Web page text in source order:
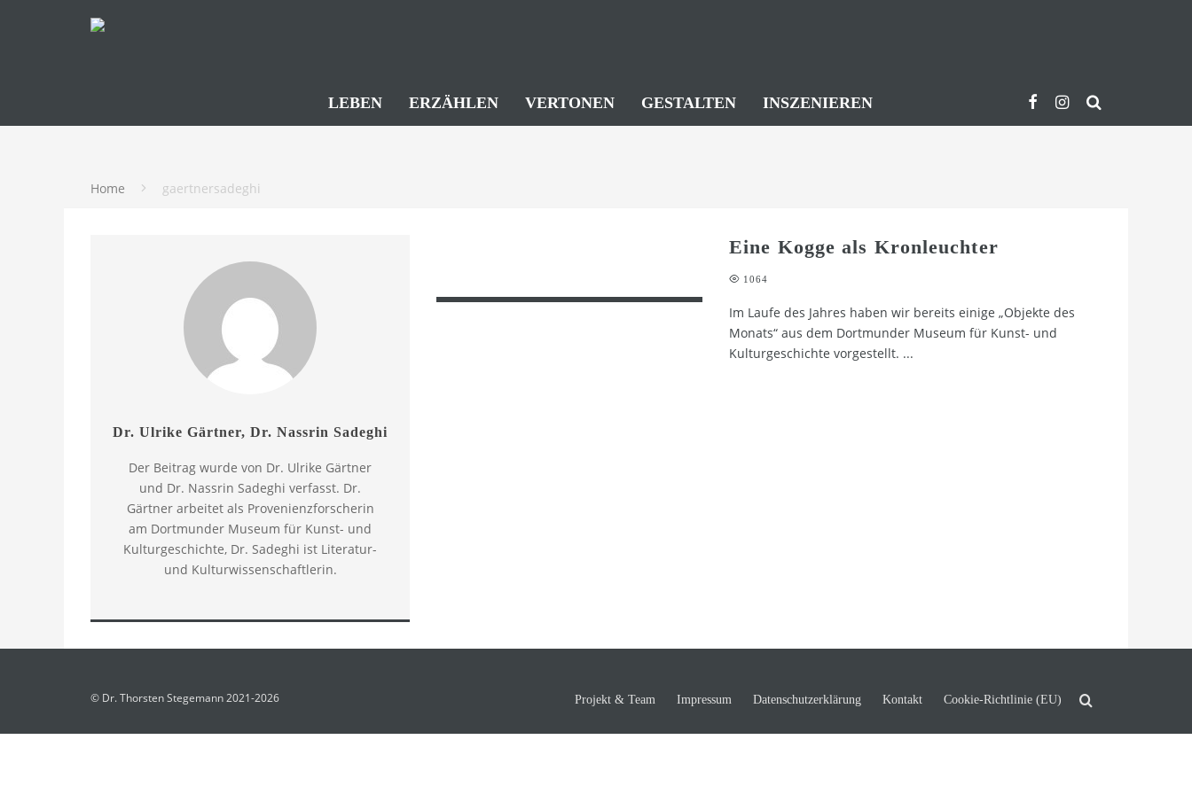
LEBEN ERZÄHLEN VERTONEN GESTALTEN INSZENIEREN
Home gaertnersadeghi
Dr. Ulrike Gärtner, Dr. Nassrin Sadeghi
Der Beitrag wurde von Dr. Ulrike Gärtner
und Dr. Nassrin Sadeghi verfasst. Dr.
Gärtner arbeitet als Provenienzforscherin
am Dortmunder Museum für Kunst- und
Kulturgeschichte, Dr. Sadeghi ist Literatur-
und Kulturwissenschaftlerin.
Eine Kogge als Kronleuchter
1064
Im Laufe des Jahres haben wir bereits einige „Objekte des
Monats“ aus dem Dortmunder Museum für Kunst- und
Kulturgeschichte vorgestellt. ...
© Dr. Thorsten Stegemann 2021-2026 Projekt & Team Impressum Datenschutzerklärung Kontakt Cookie-Richtlinie (EU)